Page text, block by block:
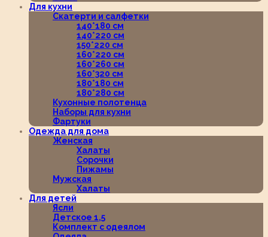
Для кухни
Скатерти и салфетки
140*180 см
140*220 см
150*220 см
160*220 см
160*260 см
160*320 см
180*180 см
180*280 см
Кухонные полотенца
Наборы для кухни
Фартуки
Одежда для дома
Женская
Халаты
Сорочки
Пижамы
Мужская
Халаты
Для детей
Ясли
Детское 1,5
Комплект с одеялом